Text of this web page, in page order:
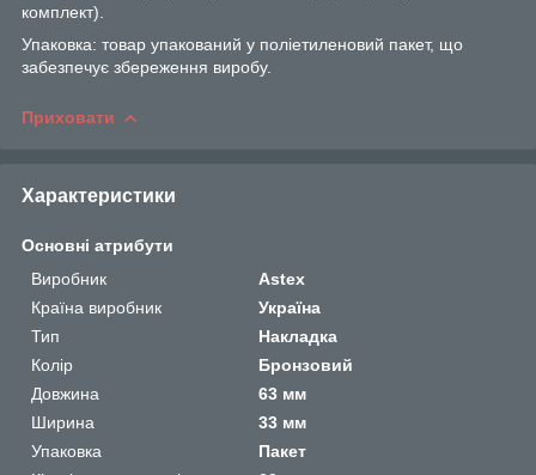
комплект).
Упаковка: товар упакований у поліетиленовий пакет, що
забезпечує збереження виробу.
Приховати
Характеристики
Основні атрибути
Виробник
Astex
Країна виробник
Україна
Тип
Накладка
Колір
Бронзовий
Довжина
63 мм
Ширина
33 мм
Упаковка
Пакет